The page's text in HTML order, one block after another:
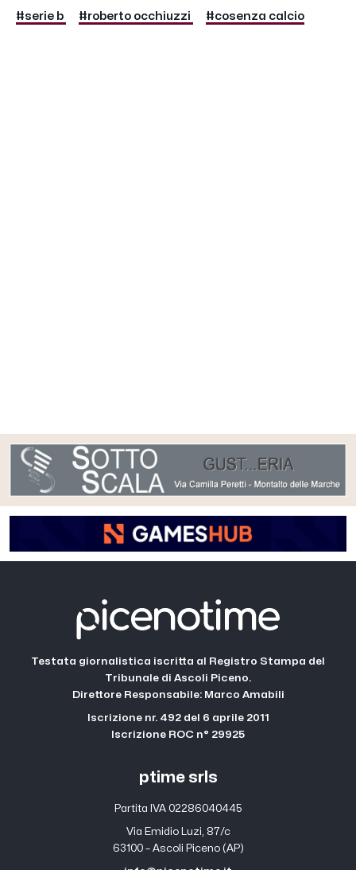
#serie b #roberto occhiuzzi #cosenza calcio
Testata giornalistica iscritta al Registro Stampa del
Tribunale di Ascoli Piceno.
Direttore Responsabile: Marco Amabili
Iscrizione nr. 492 del 6 aprile 2011
Iscrizione ROC n° 29925
ptime srls
Partita IVA 02286040445
Via Emidio Luzi, 87/c
63100 – Ascoli Piceno (AP)